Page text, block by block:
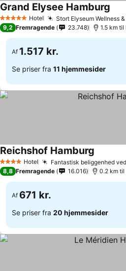
5 Stjerner Hotel Stort Elyseum Wellness &
Grand Elysee Hamburg
9,2 Fremragende 23.748 1.5 km
Af 1.517 kr.
Se priser fra 11 hjemmesider
4 StjernerHotel Fantastisk beliggenhed
Reichshof Hamburg
8,8 Fremragende 16.016 0.2 km til
Af 671 kr.
Se priser fra 20 hjemmesider